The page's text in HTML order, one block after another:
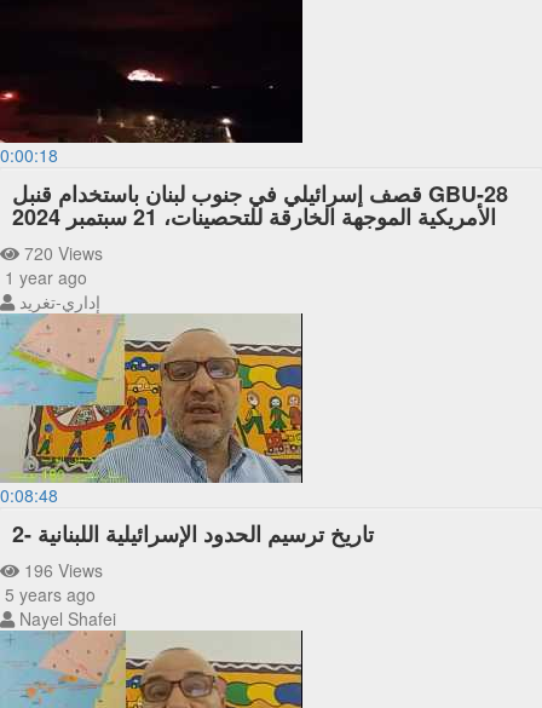
0:00:18
قصف إسرائيلي في جنوب لبنان باستخدام قنبل GBU-28
الأمريكية الموجهة الخارقة للتحصينات، 21 سبتمبر 2024
720 Views
1 year ago
إداري-تغريد
0:08:48
تاريخ ترسيم الحدود الإسرائيلية اللبنانية -2
196 Views
5 years ago
Nayel Shafei